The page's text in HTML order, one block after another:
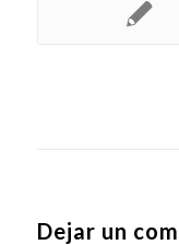
Dejar un